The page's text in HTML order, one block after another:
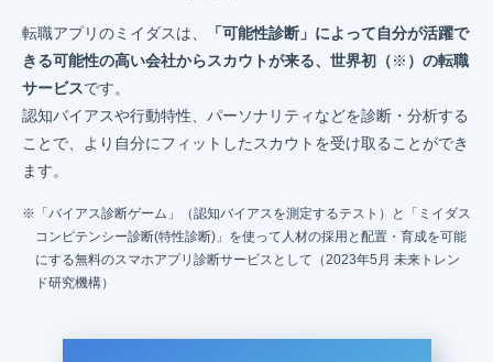
転職アプリのミイダスは、
「可能性診断」によって自分が活躍で
きる可能性の高い会社からスカウトが来る、世界初（※ ）の転職
サービスです。
認知バイアスや行動特性、パーソナリティなどを診断・分析する
ことで、より自分にフィットしたスカウトを受け取ることができ
ます。
「バイアス診断ゲーム」（認知バイアスを測定するテスト）と「ミイダス
コンピテンシー診断(特性診断)」を使って人材の採用と配置・育成を可能
にする無料のスマホアプリ診断サービスとして（2023年5月 未来トレン
ド研究機構）